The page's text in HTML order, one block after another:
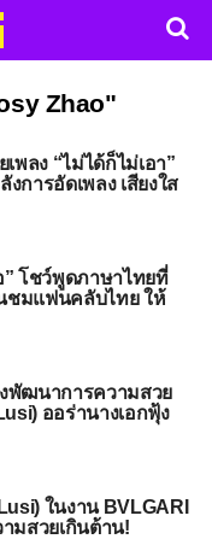
Zhao"
พลง “ไม่ได้ก็ไม่เอา”
การอัดเพลง เสียงใส
” โชว์พูดภาษาไทยที่
ชมแฟนคลับไทย ให้
พัฒนาการความสวย
ออร่านางเอกฟุ้ง
ในงาน BVLGARI
ามสวยเกินต้าน!